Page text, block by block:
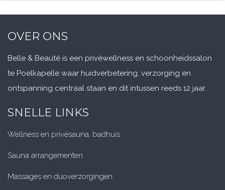
Belle & Beauté is een privéwellness en schoonheidssalon
ontspanning centraal staan en dit intussen reeds 12 jaar.
SNELLE LINKS
Wellness en privésauna, badhuis
Sauna arrangementen
Massages en duoverzorgingen
Lichaamsverzorging
Contacteer ons